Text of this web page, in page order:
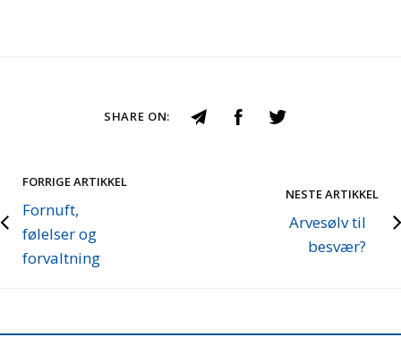
SHARE ON:
FORRIGE ARTIKKEL
Fornuft,
følelser og
forvaltning
NESTE ARTIKKEL
Arvesølv til
besvær?